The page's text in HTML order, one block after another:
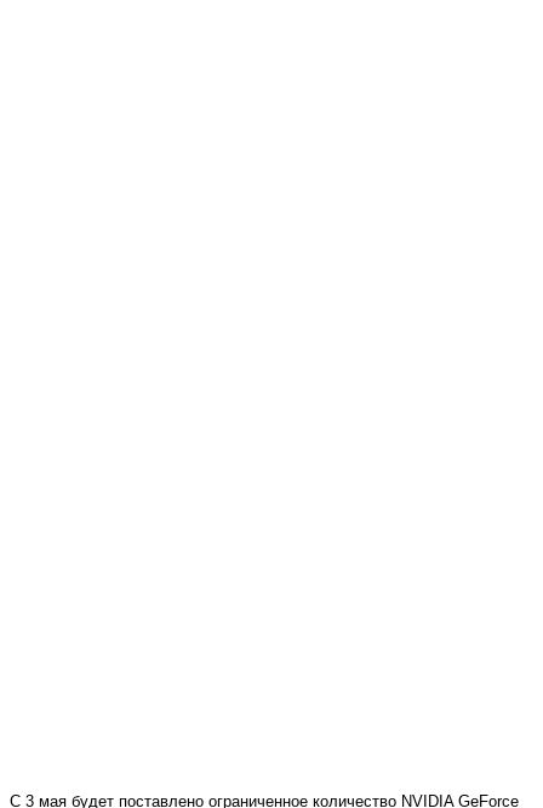
С 3 мая будет поставлено ограниченное количество NVIDIA GeForce